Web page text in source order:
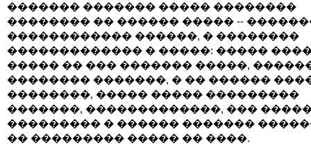
������� ������� ����� ��������
�������� �� ������ ����� --
������������ ������, � ��������
������������� � �����: �����
����� �� ��� ������� �����,
�������� �������, � �� ������
��������, ����� ����� ���������
�������, �������������, ���
��������� � ������ �������
�� ��������� ����� �� ����.